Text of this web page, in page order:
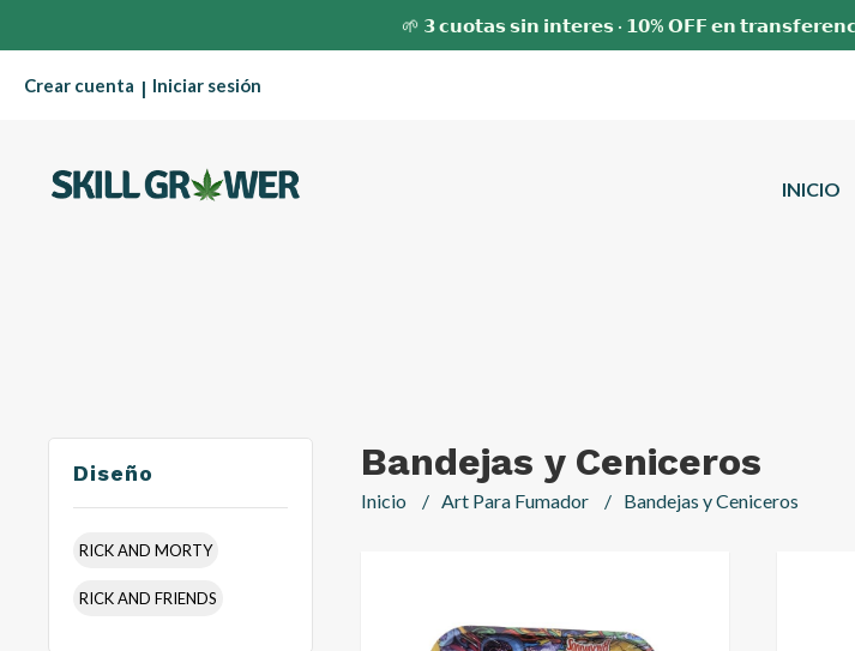
🌱 𝟯 𝗰𝘂𝗼𝘁𝗮𝘀 𝘀𝗶𝗻 𝗶𝗻𝘁𝗲𝗿𝗲𝘀 · 𝟭𝟬% 𝗢𝗙𝗙 𝗲𝗻
Crear cuenta | Iniciar sesión
INICIO
Diseño
RICK AND MORTY
RICK AND FRIENDS
Bandejas y Ceniceros
Inicio Art Para Fumador Bandejas y Ceniceros